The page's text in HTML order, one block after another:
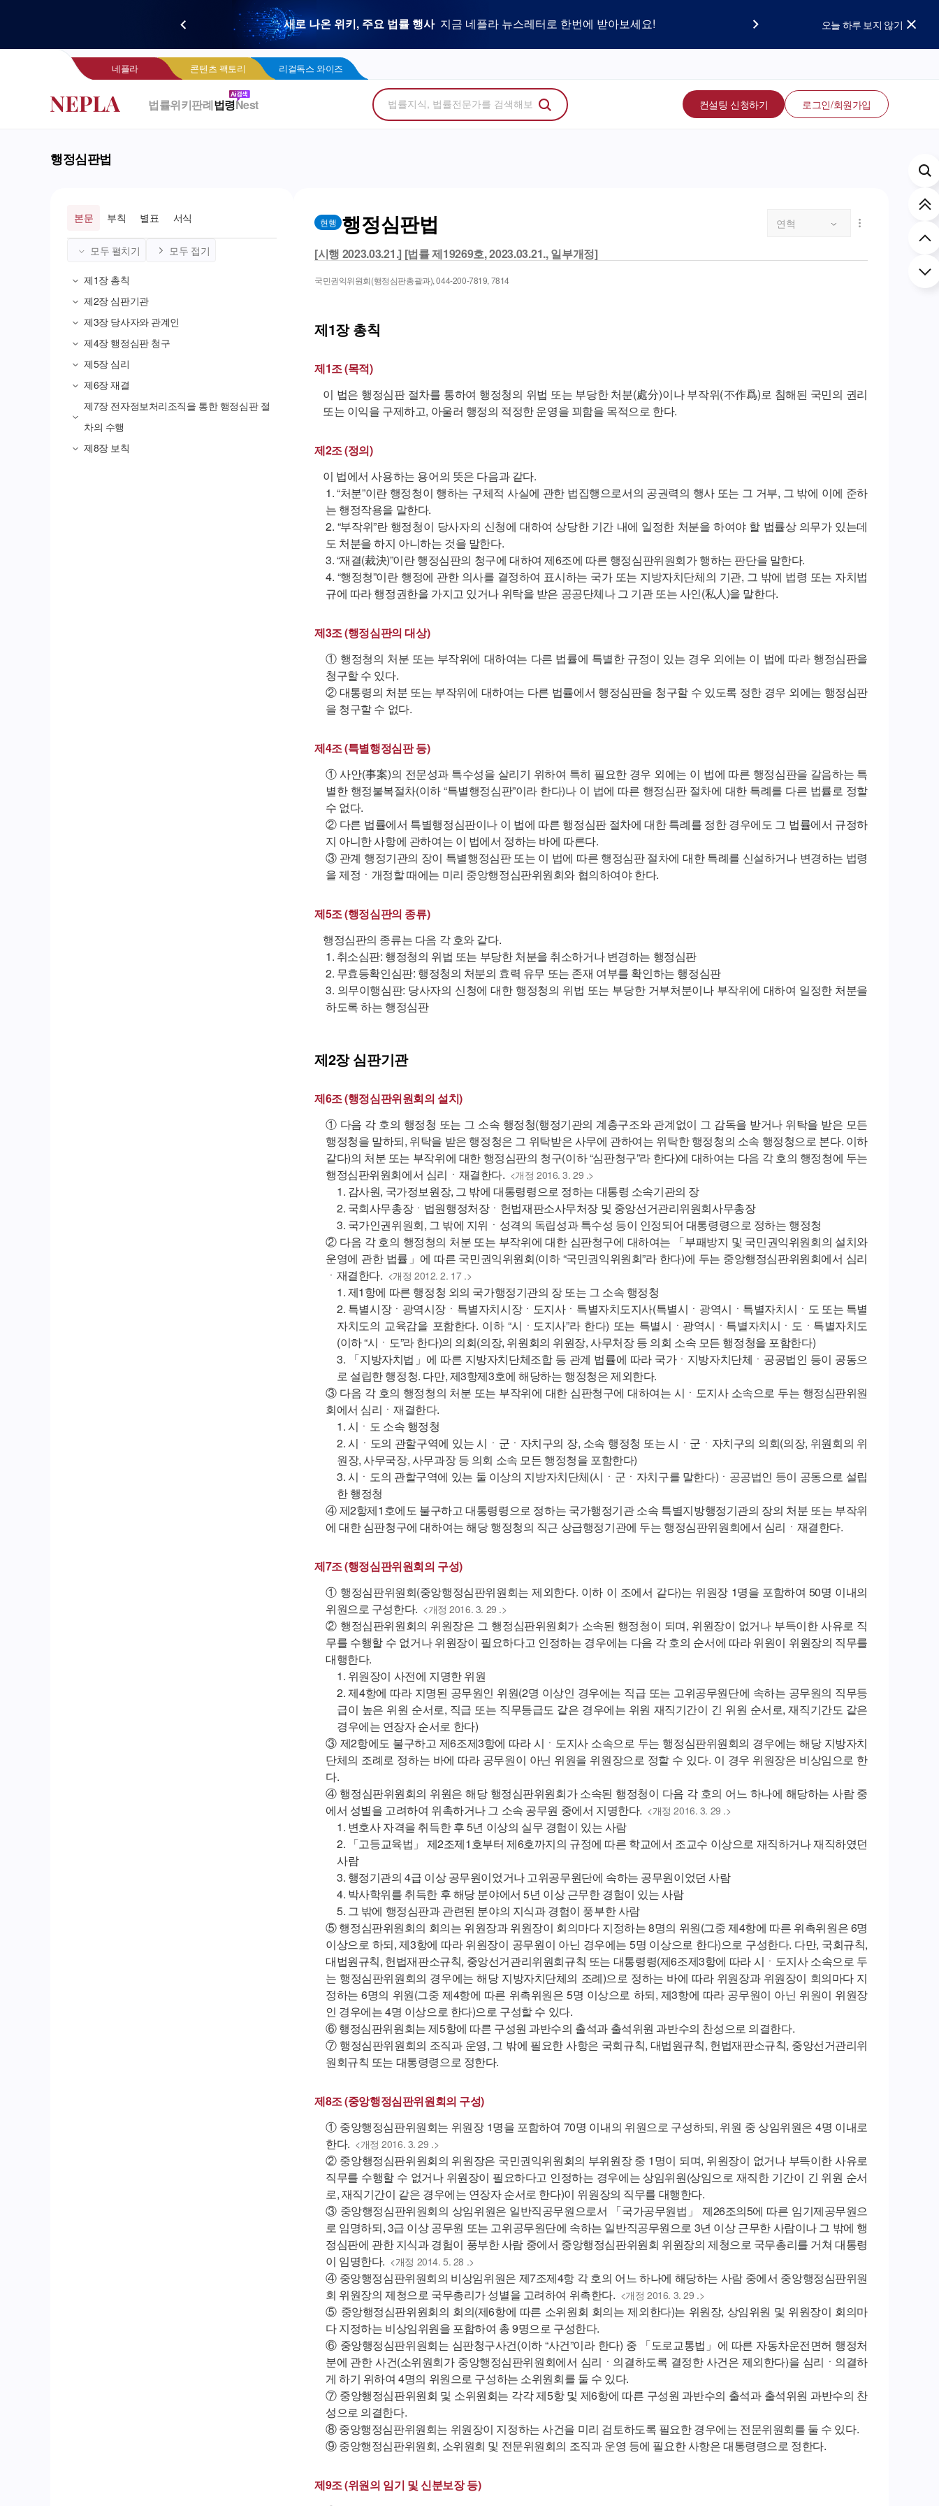
우리 로펌 홈페이지,
콘텐츠 팩토리에서 기고문 1개로 매일 연성하세요.
새로 나온 위키, 주요 법률 행사 지금 네플라 뉴스레터로 한번에 받아보세요!
LegalDocs
Wise 리걸독스 와이즈프로 사전등록 신청하기
네플라 광고 문의 법률 소비자에게 지금 당신의 브랜드를 보여주세요! 오늘 하루 보지 않기
네플라 콘텐츠 팩토리 리걸독스 와이즈
법률위키판례법령Nest 컨설팅 신청하기 로그인/회원가입
행정심판법
본문 부칙 별표 서식
모두 펼치기 모두 접기
제1장 총칙
제2장 심판기관
제3장 당사자와 관계인
제4장 행정심판 청구
제5장 심리
제6장재결
제7장 전자정보처리조직을 통한 행정심판 절
차의 수행
제8장 보칙
현행 행정심판법 연혁
[시행 2023.03.21.] [법률 제19269호, 2023.03.21., 일부개정]
국민권익위원회(행정심판총괄과), 044-200-7819, 7814
제1장 총칙
제1조 (목적)
이 법은 행정심판 절차를 통하여 행정청의 위법 또는 부당한 처분(處分)이나 부작위(不作爲)로 침해된 국민의 권리
또는 이익을 구제하고, 아울러 행정의 적정한 운영을 꾀함을 목적으로 한다.
제2조 (정의)
이 법에서 사용하는 용어의 뜻은 다음과 같다.
1. “처분”이란 행정청이 행하는 구체적 사실에 관한 법집행으로서의 공권력의 행사 또는 그 거부, 그 밖에 이에 준하
는 행정작용을 말한다.
2. “부작위”란 행정청이 당사자의 신청에 대하여 상당한 기간 내에 일정한 처분을 하여야 할 법률상 의무가 있는데
도 처분을 하지 아니하는 것을 말한다.
3. “재결(裁決)”이란 행정심판의 청구에 대하여 제6조에 따른 행정심판위원회가 행하는 판단을 말한다.
4. “행정청”이란 행정에 관한 의사를 결정하여 표시하는 국가 또는 지방자치단체의 기관, 그 밖에 법령 또는 자치법
규에 따라 행정권한을 가지고 있거나 위탁을 받은 공공단체나 그 기관 또는 사인(私人)을 말한다.
제3조 (행정심판의 대상)
① 행정청의 처분 또는 부작위에 대하여는 다른 법률에 특별한 규정이 있는 경우 외에는 이 법에 따라 행정심판을
청구할 수 있다.
② 대통령의 처분 또는 부작위에 대하여는 다른 법률에서 행정심판을 청구할 수 있도록 정한 경우 외에는 행정심판
을 청구할 수 없다.
제4조 (특별행정심판 등)
① 사안(事案)의 전문성과 특수성을 살리기 위하여 특히 필요한 경우 외에는 이 법에 따른 행정심판을 갈음하는 특
별한 행정불복절차(이하 “특별행정심판”이라 한다)나 이 법에 따른 행정심판 절차에 대한 특례를 다른 법률로 정할
수 없다.
② 다른 법률에서 특별행정심판이나 이 법에 따른 행정심판 절차에 대한 특례를 정한 경우에도 그 법률에서 규정하
지 아니한 사항에 관하여는 이 법에서 정하는 바에 따른다.
③ 관계 행정기관의 장이 특별행정심판 또는 이 법에 따른 행정심판 절차에 대한 특례를 신설하거나 변경하는 법령
을 제정ㆍ개정할 때에는 미리 중앙행정심판위원회와 협의하여야 한다.
제5조 (행정심판의 종류)
행정심판의 종류는 다음 각 호와 같다.
1. 취소심판: 행정청의 위법 또는 부당한 처분을 취소하거나 변경하는 행정심판
2. 무효등확인심판: 행정청의 처분의 효력 유무 또는 존재 여부를 확인하는 행정심판
3. 의무이행심판: 당사자의 신청에 대한 행정청의 위법 또는 부당한 거부처분이나 부작위에 대하여 일정한 처분을
하도록 하는 행정심판
제2장 심판기관
제6조 (행정심판위원회의 설치)
① 다음 각 호의 행정청 또는 그 소속 행정청(행정기관의 계층구조와 관계없이 그 감독을 받거나 위탁을 받은 모든
행정청을 말하되, 위탁을 받은 행정청은 그 위탁받은 사무에 관하여는 위탁한 행정청의 소속 행정청으로 본다. 이하
같다)의 처분 또는 부작위에 대한 행정심판의 청구(이하 “심판청구”라 한다)에 대하여는 다음 각 호의 행정청에 두는
행정심판위원회에서 심리ㆍ재결한다. <개정 2016. 3. 29 .>
1. 감사원, 국가정보원장, 그 밖에 대통령령으로 정하는 대통령 소속기관의 장
2. 국회사무총장ㆍ법원행정처장ㆍ헌법재판소사무처장 및 중앙선거관리위원회사무총장
3. 국가인권위원회, 그 밖에 지위ㆍ성격의 독립성과 특수성 등이 인정되어 대통령령으로 정하는 행정청
② 다음 각 호의 행정청의 처분 또는 부작위에 대한 심판청구에 대하여는 「부패방지 및 국민권익위원회의 설치와
운영에 관한 법률」에 따른 국민권익위원회(이하 “국민권익위원회”라 한다)에 두는 중앙행정심판위원회에서 심리
ㆍ재결한다. <개정 2012. 2. 17 .>
1. 제1항에 따른 행정청 외의 국가행정기관의 장 또는 그 소속 행정청
2. 특별시장ㆍ광역시장ㆍ특별자치시장ㆍ도지사ㆍ특별자치도지사(특별시ㆍ광역시ㆍ특별자치시ㆍ도 또는 특별
자치도의 교육감을 포함한다. 이하 “시ㆍ도지사”라 한다) 또는 특별시ㆍ광역시ㆍ특별자치시ㆍ도ㆍ특별자치도
(이하 “시ㆍ도”라 한다)의 의회(의장, 위원회의 위원장, 사무처장 등 의회 소속 모든 행정청을 포함한다)
3. 「지방자치법」에 따른 지방자치단체조합 등 관계 법률에 따라 국가ㆍ지방자치단체ㆍ공공법인 등이 공동으
로 설립한 행정청. 다만, 제3항제3호에 해당하는 행정청은 제외한다.
③ 다음 각 호의 행정청의 처분 또는 부작위에 대한 심판청구에 대하여는 시ㆍ도지사 소속으로 두는 행정심판위원
회에서 심리ㆍ재결한다.
1. 시ㆍ도 소속 행정청
2. 시ㆍ도의 관할구역에 있는 시ㆍ군ㆍ자치구의 장, 소속 행정청 또는 시ㆍ군ㆍ자치구의 의회(의장, 위원회의 위
원장, 사무국장, 사무과장 등 의회 소속 모든 행정청을 포함한다)
3. 시ㆍ도의 관할구역에 있는 둘 이상의 지방자치단체(시ㆍ군ㆍ자치구를 말한다)ㆍ공공법인 등이 공동으로 설립
한 행정청
④ 제2항제1호에도 불구하고 대통령령으로 정하는 국가행정기관 소속 특별지방행정기관의 장의 처분 또는 부작위
에 대한 심판청구에 대하여는 해당 행정청의 직근 상급행정기관에 두는 행정심판위원회에서 심리ㆍ재결한다.
제7조 (행정심판위원회의 구성)
① 행정심판위원회(중앙행정심판위원회는 제외한다. 이하 이 조에서 같다)는 위원장 1명을 포함하여 50명 이내의
위원으로 구성한다. <개정 2016. 3. 29 .>
② 행정심판위원회의 위원장은 그 행정심판위원회가 소속된 행정청이 되며, 위원장이 없거나 부득이한 사유로 직
무를 수행할 수 없거나 위원장이 필요하다고 인정하는 경우에는 다음 각 호의 순서에 따라 위원이 위원장의 직무를
대행한다.
1. 위원장이 사전에 지명한 위원
2. 제4항에 따라 지명된 공무원인 위원(2명 이상인 경우에는 직급 또는 고위공무원단에 속하는 공무원의 직무등
급이 높은 위원 순서로, 직급 또는 직무등급도 같은 경우에는 위원 재직기간이 긴 위원 순서로, 재직기간도 같은
경우에는 연장자 순서로 한다)
③ 제2항에도 불구하고 제6조제3항에 따라 시ㆍ도지사 소속으로 두는 행정심판위원회의 경우에는 해당 지방자치
단체의 조례로 정하는 바에 따라 공무원이 아닌 위원을 위원장으로 정할 수 있다. 이 경우 위원장은 비상임으로 한
다.
④ 행정심판위원회의 위원은 해당 행정심판위원회가 소속된 행정청이 다음 각 호의 어느 하나에 해당하는 사람 중
에서 성별을 고려하여 위촉하거나 그 소속 공무원 중에서 지명한다. <개정 2016. 3. 29 .>
1. 변호사 자격을 취득한 후 5년 이상의 실무 경험이 있는 사람
2. 「고등교육법」 제2조제1호부터 제6호까지의 규정에 따른 학교에서 조교수 이상으로 재직하거나 재직하였던
사람
3. 행정기관의 4급 이상 공무원이었거나 고위공무원단에 속하는 공무원이었던 사람
4. 박사학위를 취득한 후 해당 분야에서 5년 이상 근무한 경험이 있는 사람
5. 그 밖에 행정심판과 관련된 분야의 지식과 경험이 풍부한 사람
⑤ 행정심판위원회의 회의는 위원장과 위원장이 회의마다 지정하는 8명의 위원(그중 제4항에 따른 위촉위원은 6명
이상으로 하되, 제3항에 따라 위원장이 공무원이 아닌 경우에는 5명 이상으로 한다)으로 구성한다. 다만, 국회규칙,
대법원규칙, 헌법재판소규칙, 중앙선거관리위원회규칙 또는 대통령령(제6조제3항에 따라 시ㆍ도지사 소속으로 두
는 행정심판위원회의 경우에는 해당 지방자치단체의 조례)으로 정하는 바에 따라 위원장과 위원장이 회의마다 지
정하는 6명의 위원(그중 제4항에 따른 위촉위원은 5명 이상으로 하되, 제3항에 따라 공무원이 아닌 위원이 위원장
인 경우에는 4명 이상으로 한다)으로 구성할 수 있다.
⑥ 행정심판위원회는 제5항에 따른 구성원 과반수의 출석과 출석위원 과반수의 찬성으로 의결한다.
⑦ 행정심판위원회의 조직과 운영, 그 밖에 필요한 사항은 국회규칙, 대법원규칙, 헌법재판소규칙, 중앙선거관리위
원회규칙 또는 대통령령으로 정한다.
제8조 (중앙행정심판위원회의 구성)
① 중앙행정심판위원회는 위원장 1명을 포함하여 70명 이내의 위원으로 구성하되, 위원 중 상임위원은 4명 이내로
한다. <개정 2016. 3. 29 .>
② 중앙행정심판위원회의 위원장은 국민권익위원회의 부위원장 중 1명이 되며, 위원장이 없거나 부득이한 사유로
직무를 수행할 수 없거나 위원장이 필요하다고 인정하는 경우에는 상임위원(상임으로 재직한 기간이 긴 위원 순서
로, 재직기간이 같은 경우에는 연장자 순서로 한다)이 위원장의 직무를 대행한다.
③ 중앙행정심판위원회의 상임위원은 일반직공무원으로서 「국가공무원법」 제26조의5에 따른 임기제공무원으
로 임명하되, 3급 이상 공무원 또는 고위공무원단에 속하는 일반직공무원으로 3년 이상 근무한 사람이나 그 밖에 행
정심판에 관한 지식과 경험이 풍부한 사람 중에서 중앙행정심판위원회 위원장의 제청으로 국무총리를 거쳐 대통령
이 임명한다. <개정 2014. 5. 28 .>
④ 중앙행정심판위원회의 비상임위원은 제7조제4항 각 호의 어느 하나에 해당하는 사람 중에서 중앙행정심판위원
회 위원장의 제청으로 국무총리가 성별을 고려하여 위촉한다. <개정 2016. 3. 29 .>
⑤ 중앙행정심판위원회의 회의(제6항에 따른 소위원회 회의는 제외한다)는 위원장, 상임위원 및 위원장이 회의마
다 지정하는 비상임위원을 포함하여 총 9명으로 구성한다.
⑥ 중앙행정심판위원회는 심판청구사건(이하 “사건”이라 한다) 중 「도로교통법」에 따른 자동차운전면허 행정처
분에 관한 사건(소위원회가 중앙행정심판위원회에서 심리ㆍ의결하도록 결정한 사건은 제외한다)을 심리ㆍ의결하
게 하기 위하여 4명의 위원으로 구성하는 소위원회를 둘 수 있다.
⑦ 중앙행정심판위원회 및 소위원회는 각각 제5항 및 제6항에 따른 구성원 과반수의 출석과 출석위원 과반수의 찬
성으로 의결한다.
⑧ 중앙행정심판위원회는 위원장이 지정하는 사건을 미리 검토하도록 필요한 경우에는 전문위원회를 둘 수 있다.
⑨ 중앙행정심판위원회, 소위원회 및 전문위원회의 조직과 운영 등에 필요한 사항은 대통령령으로 정한다.
제9조 (위원의 임기 및 신분보장 등)